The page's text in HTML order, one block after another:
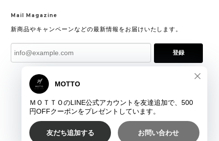
Mail Magazine
新商品やキャンペーンなどの最新情報をお届けいたします。
登録